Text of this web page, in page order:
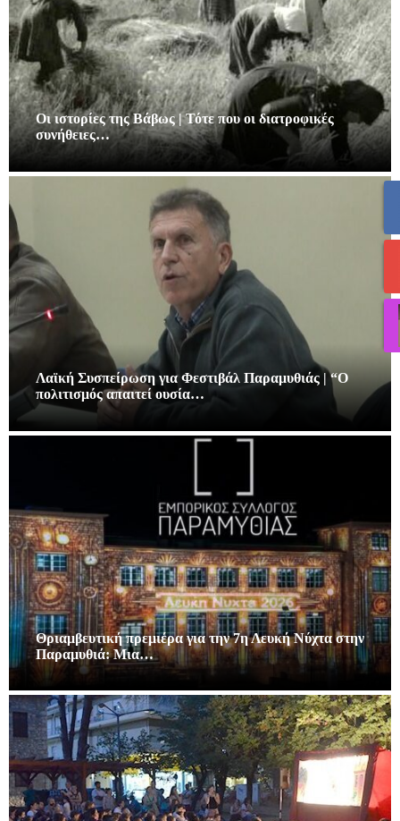
Οι ιστορίες της Βάβως | Τότε που οι διατροφικές
συνήθειες…
Λαϊκή Συσπείρωση για Φεστιβάλ Παραμυθιάς | “Ο
πολιτισμός απαιτεί ουσία…
Θριαμβευτική πρεμιέρα για την 7η Λευκή Νύχτα στην
Παραμυθιά: Μια…